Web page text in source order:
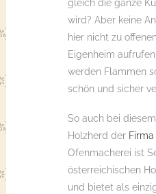
gleich die ganze
wird? Aber keine
hier nicht zu
Eigenheim
werden Flammen
schön und sicher
So auch bei
Holzherd der Firma
Ofenmacherei ist
österreichischen
und bietet als